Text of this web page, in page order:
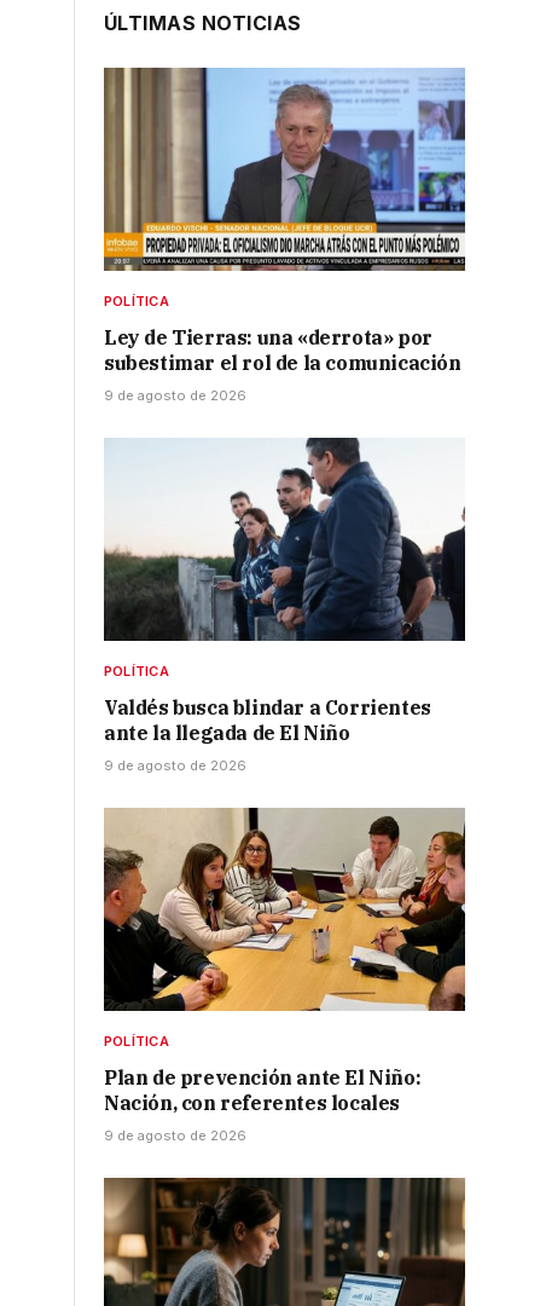
ÚLTIMAS NOTICIAS
POLÍTICA
Ley de Tierras: una «derrota» por
subestimar el rol de la comunicación
9 de agosto de 2026
POLÍTICA
Valdés busca blindar a Corrientes
ante la llegada de El Niño
9 de agosto de 2026
POLÍTICA
Plan de prevención ante El Niño:
Nación, con referentes locales
9 de agosto de 2026